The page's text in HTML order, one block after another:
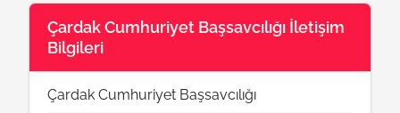
Çardak Cumhuriyet Başsavcılığı İletişim
Bilgileri
Çardak Cumhuriyet Başsavcılığı